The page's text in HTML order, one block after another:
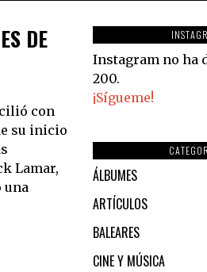
DE
con
su inicio
Lamar,
una
Instagram no ha
200.
¡Sígueme!
ÁLBUMES
ARTÍCULOS
BALEARES
CINE Y MÚSICA